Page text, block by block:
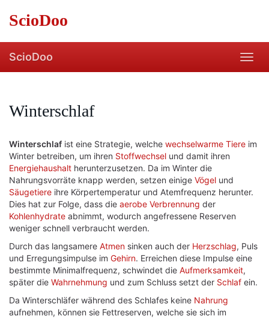
main
content
ScioDoo
ScioDoo
Winterschlaf
Winterschlaf ist eine Strategie, welche wechselwarme Tiere im
Winter betreiben, um ihren Stoffwechsel und damit ihren
Energiehaushalt herunterzusetzen. Da im Winter die
Nahrungsvorräte knapp werden, setzen einige Vögel und
Säugetiere ihre Körpertemperatur und Atemfrequenz herunter.
Dies hat zur Folge, dass die aerobe Verbrennung der
Kohlenhydrate abnimmt, wodurch angefressene Reserven
weniger schnell verbraucht werden.
Durch das langsamere Atmen sinken auch der Herzschlag, Puls
und Erregungsimpulse im Gehirn. Erreichen diese Impulse eine
bestimmte Minimalfrequenz, schwindet die Aufmerksamkeit,
später die Wahrnehmung und zum Schluss setzt der Schlaf ein.
Da Winterschläfer während des Schlafes keine Nahrung
aufnehmen, können sie Fettreserven, welche sie sich im